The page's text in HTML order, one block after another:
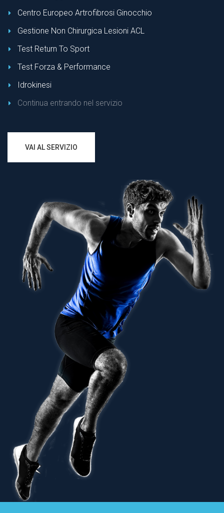
Centro Europeo Artrofibrosi Ginocchio
Gestione Non Chirurgica Lesioni ACL
Test Return To Sport
Test Forza & Performance
Idrokinesi
Continua entrando nel servizio
VAI AL SERVIZIO